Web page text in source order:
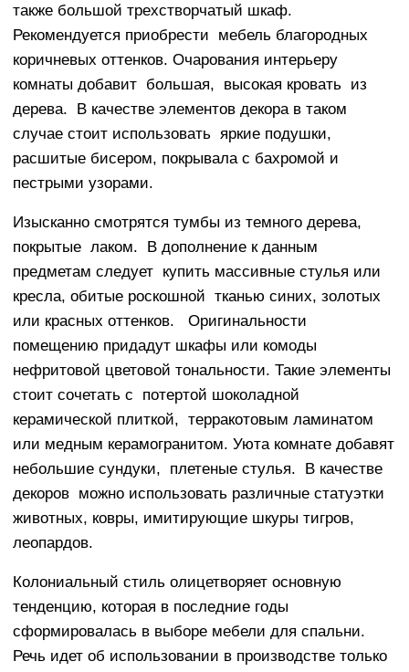
также большой трехстворчатый шкаф.
Рекомендуется приобрести мебель благородных
коричневых оттенков. Очарования интерьеру
комнаты добавит большая, высокая кровать из
дерева. В качестве элементов декора в таком
случае стоит использовать яркие подушки,
расшитые бисером, покрывала с бахромой и
пестрыми узорами.
Изысканно смотрятся тумбы из темного дерева,
покрытые лаком. В дополнение к данным
предметам следует купить массивные стулья или
кресла, обитые роскошной тканью синих, золотых
или красных оттенков. Оригинальности
помещению придадут шкафы или комоды
нефритовой цветовой тональности. Такие элементы
стоит сочетать с потертой шоколадной
керамической плиткой, терракотовым ламинатом
или медным керамогранитом. Уюта комнате добавят
небольшие сундуки, плетеные стулья. В качестве
декоров можно использовать различные статуэтки
животных, ковры, имитирующие шкуры тигров,
леопардов.
Колониальный стиль олицетворяет основную
тенденцию, которая в последние годы
сформировалась в выборе мебели для спальни.
Речь идет об использовании в производстве только